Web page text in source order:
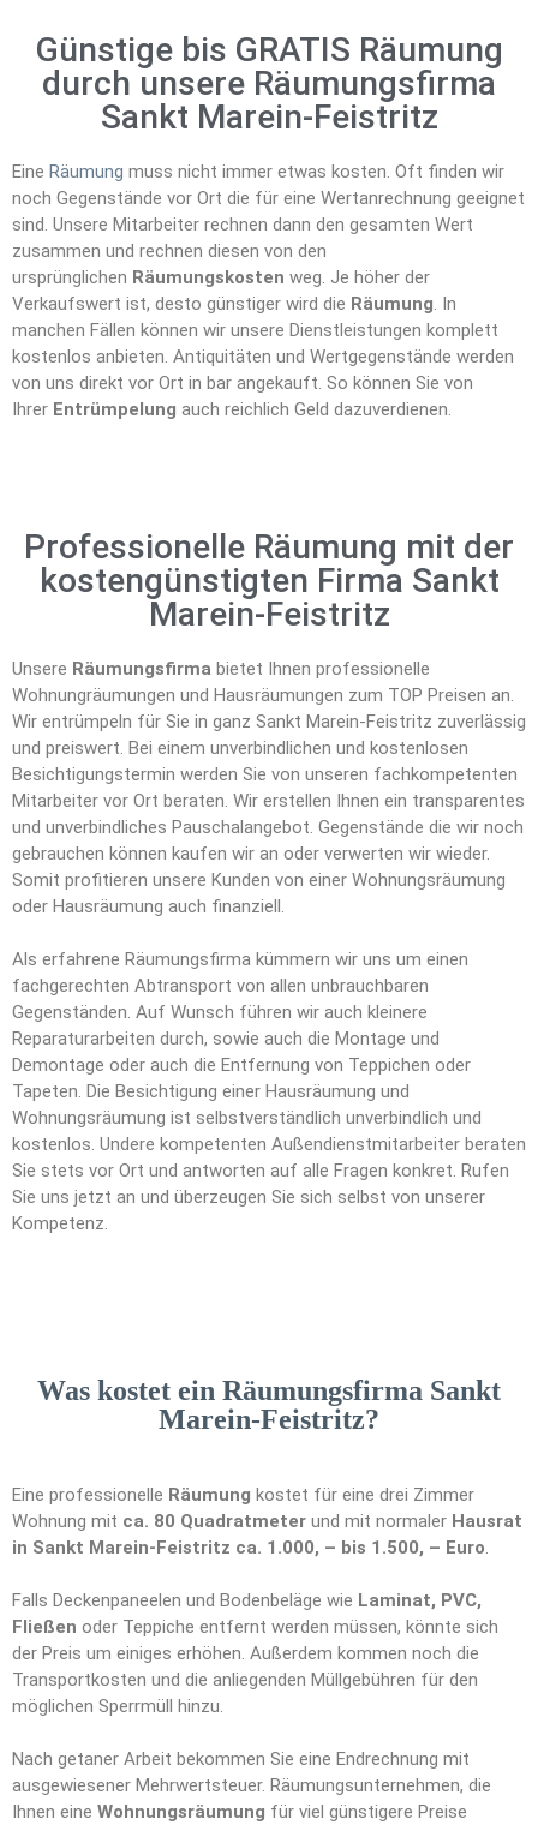
Günstige bis GRATIS Räumung
durch unsere Räumungsfirma
Sankt Marein-Feistritz
Eine Räumung muss nicht immer etwas kosten. Oft finden wir
noch Gegenstände vor Ort die für eine Wertanrechnung geeignet
sind. Unsere Mitarbeiter rechnen dann den gesamten Wert
zusammen und rechnen diesen von den
ursprünglichen Räumungskosten weg. Je höher der
Verkaufswert ist, desto günstiger wird die Räumung. In
manchen Fällen können wir unsere Dienstleistungen komplett
kostenlos anbieten. Antiquitäten und Wertgegenstände werden
von uns direkt vor Ort in bar angekauft. So können Sie von
Ihrer Entrümpelung auch reichlich Geld dazuverdienen.
Professionelle Räumung mit der
kostengünstigten Firma Sankt
Marein-Feistritz
Unsere Räumungsfirma bietet Ihnen professionelle
Wohnungräumungen und Hausräumungen zum TOP Preisen an.
Wir entrümpeln für Sie in ganz Sankt Marein-Feistritz zuverlässig
und preiswert. Bei einem unverbindlichen und kostenlosen
Besichtigungstermin werden Sie von unseren fachkompetenten
Mitarbeiter vor Ort beraten. Wir erstellen Ihnen ein transparentes
und unverbindliches Pauschalangebot. Gegenstände die wir noch
gebrauchen können kaufen wir an oder verwerten wir wieder.
Somit profitieren unsere Kunden von einer Wohnungsräumung
oder Hausräumung auch finanziell.
Als erfahrene Räumungsfirma kümmern wir uns um einen
fachgerechten Abtransport von allen unbrauchbaren
Gegenständen. Auf Wunsch führen wir auch kleinere
Reparaturarbeiten durch, sowie auch die Montage und
Demontage oder auch die Entfernung von Teppichen oder
Tapeten. Die Besichtigung einer Hausräumung und
Wohnungsräumung ist selbstverständlich unverbindlich und
kostenlos. Undere kompetenten Außendienstmitarbeiter beraten
Sie stets vor Ort und antworten auf alle Fragen konkret. Rufen
Sie uns jetzt an und überzeugen Sie sich selbst von unserer
Kompetenz.
Was kostet ein Räumungsfirma Sankt
Marein-Feistritz?
Eine professionelle Räumung kostet für eine drei Zimmer
Wohnung mit ca. 80 Quadratmeter und mit normaler Hausrat
in Sankt Marein-Feistritz ca. 1.000, – bis 1.500, – Euro.
Falls Deckenpaneelen und Bodenbeläge wie Laminat, PVC,
Fließen oder Teppiche entfernt werden müssen, könnte sich
der Preis um einiges erhöhen. Außerdem kommen noch die
Transportkosten und die anliegenden Müllgebühren für den
möglichen Sperrmüll hinzu.
Nach getaner Arbeit bekommen Sie eine Endrechnung mit
ausgewiesener Mehrwertsteuer. Räumungsunternehmen, die
Ihnen eine Wohnungsräumung für viel günstigere Preise